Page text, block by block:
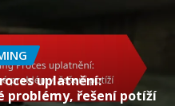
uplatnění:
problémy, řešení potíží